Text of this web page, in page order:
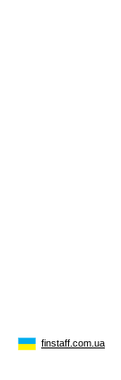
finstaff.com.ua